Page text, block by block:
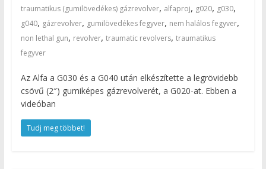
traumatikus (gumilövedékes) gázrevolver, alfaproj, g020, g030,
g040, gázrevolver, gumilövedékes fegyver, nem halálos fegyver,
non lethal gun, revolver, traumatic revolvers, traumatikus
fegyver
Az Alfa a G030 és a G040 után elkészítette a legrövidebb
csövű (2″) gumiképes gázrevolverét, a G020-at. Ebben a
videóban
Tudj meg többet!